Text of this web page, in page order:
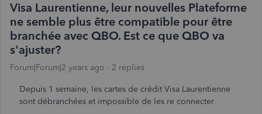
Visa Laurentienne, leur nouvelles Plateforme
ne semble plus être compatible pour être
branchée avec QBO. Est ce que QBO va
s'ajuster?
Forum|Forum|2 years ago 2 replies
Depuis 1 semaine, les cartes de crédit Visa Laurentienne
sont débranchées et impossible de les re connecter